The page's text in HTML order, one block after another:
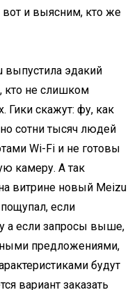
вот и выясним, кто же
эдакий
кто не слишком
Гики скажут: фу, как
сотни тысяч людей
Wi-Fi и не готовы
камеру. А так
витрине новый Meizu
если
а если запросы выше,
предложениями,
будут
вариант заказать